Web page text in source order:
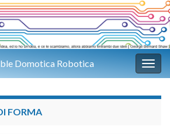
Domotica Robotica
FORMA